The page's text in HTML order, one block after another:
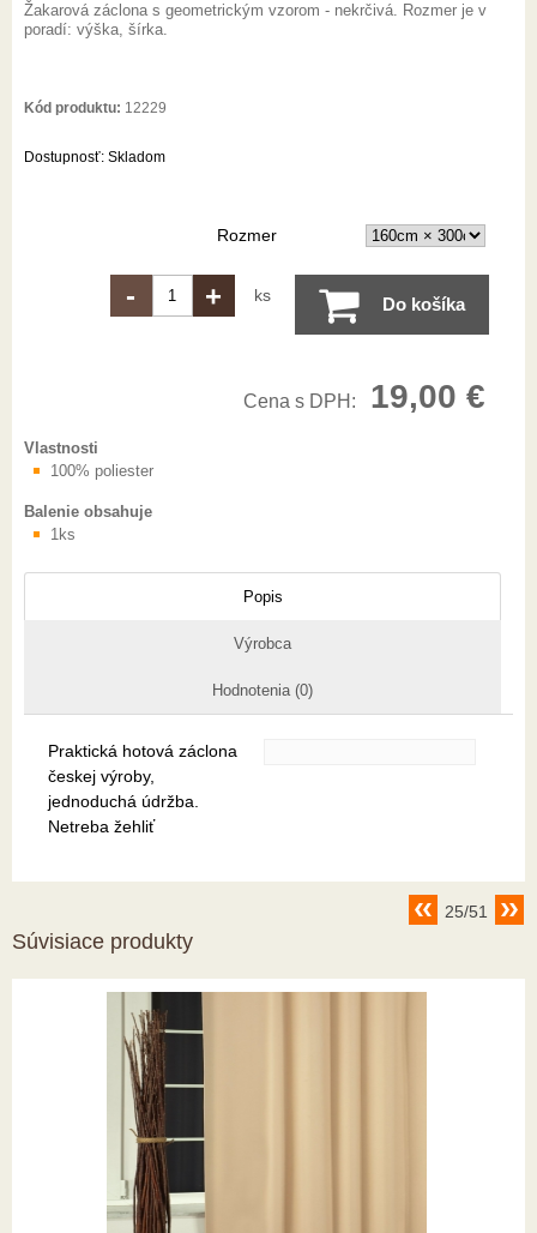
Žakarová záclona s geometrickým vzorom - nekrčivá. Rozmer je v
poradí: výška, šírka.
Kód produktu: 12229
Dostupnosť: Skladom
Rozmer
- + ks Do košíka
Cena s DPH: 19,00 €
Vlastnosti
100% poliester
Balenie obsahuje
1ks
Popis
Výrobca
Hodnotenia (0)
Praktická hotová záclona
českej výroby,
jednoduchá údržba.
Netreba žehliť
25/51
Súvisiace produkty